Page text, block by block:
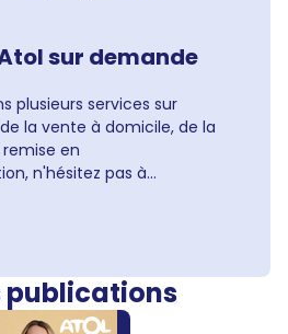
sur demande
plusieurs services sur
la vente à domicile, de la
en
n'hésitez pas à...
publications